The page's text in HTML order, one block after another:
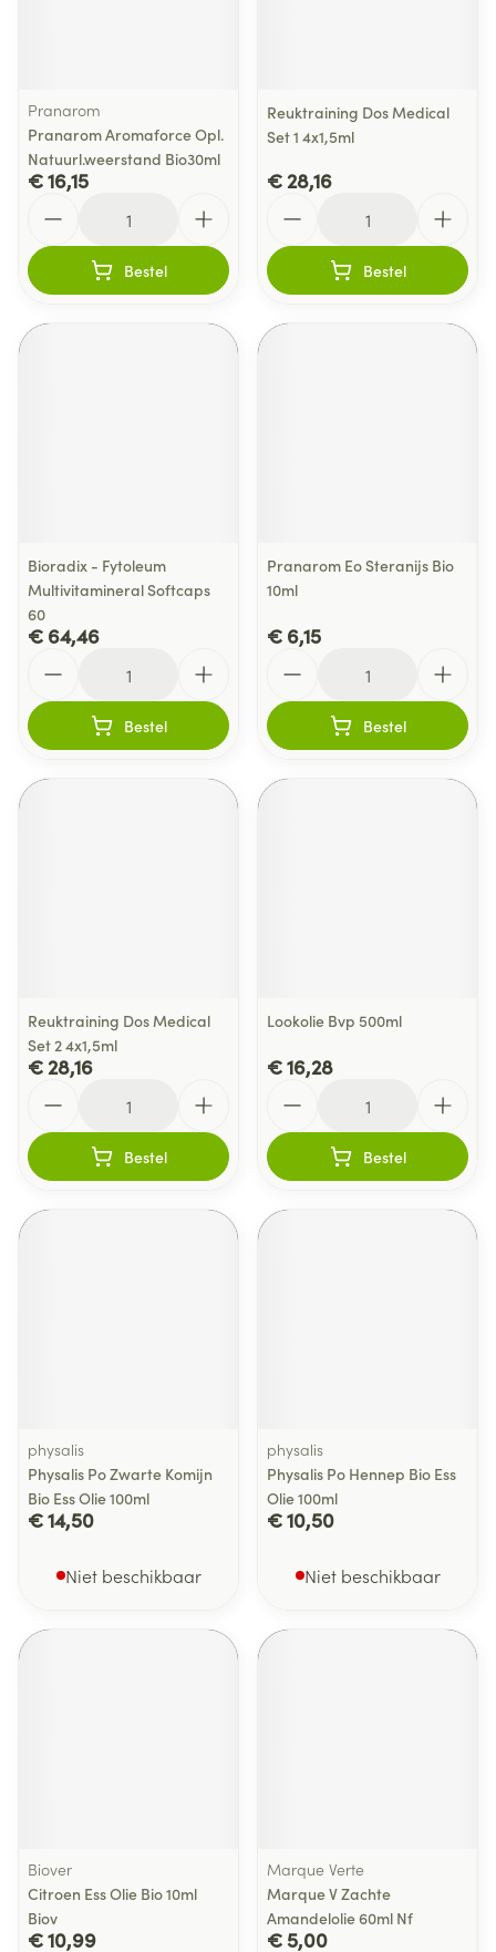
Pranarom
Pranarom Aromaforce Opl.
Natuurl.weerstand Bio30ml
€ 16,15
Bestel
Reuktraining Dos Medical
Set 1 4x1,5ml
€ 28,16
Bestel
Bioradix - Fytoleum
Multivitamineral Softcaps
60
€ 64,46
Bestel
Pranarom Eo Steranijs Bio
10ml
€ 6,15
Bestel
Reuktraining Dos Medical
Set 2 4x1,5ml
€ 28,16
Bestel
Lookolie Bvp 500ml
€ 16,28
Bestel
physalis
Physalis Po Zwarte Komijn
Bio Ess Olie 100ml
€ 14,50
Niet beschikbaar
physalis
Physalis Po Hennep Bio Ess
Olie 100ml
€ 10,50
Niet beschikbaar
Biover
Citroen Ess Olie Bio 10ml
Biov
€ 10,99
Marque Verte
Marque V Zachte
Amandelolie 60ml Nf
€ 5,00